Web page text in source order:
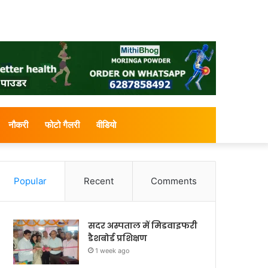
नौकरी फोटो गैलरी वीडियो
Popular Recent Comments
सदर अस्पताल में मिडवाइफरी
डैशबोर्ड प्रशिक्षण
1 week ago